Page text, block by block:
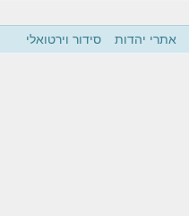
אתרי יהדות סידור וירטואלי